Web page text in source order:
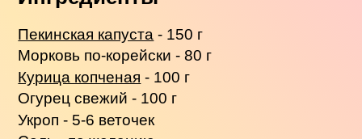
Пекинская капуста - 150 г
Морковь по-корейски - 80 г
Курица копченая - 100 г
Огурец свежий - 100 г
Укроп - 5-6 веточек